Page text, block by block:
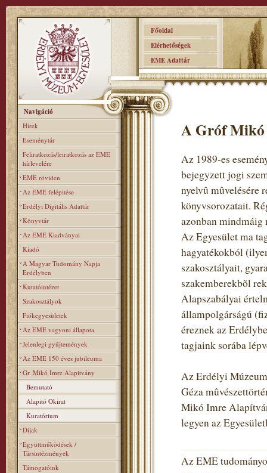
Főoldal
Elérhetőségek
EME Adattár
Navigáció
Hírek
Eseménytár
Feliratkozás/leiratkozás az EME
hírlevelére
EME röviden
Az EME felépitése
Erdélyi Digitális Adattár
Könyvtár
Az EME Kiadványai
Kiadó
A Magyar Tudomány Napja
Erdélyben
Kutatóintézet
Szakosztályok
Fiókegyesületek
Az EME vagyoni állapota
Jelenlegi gyűjtemények
Az EME 150 éves jubileuma
Gr. Mikó Imre Alapitvány
Bemutató
Alapitó Okirat
Kuratórium
Díjak
Együttműködések /
Társintézmények
Támogatóink
A Gróf
Az 1989-es
bejegyzett jogi
nyelvû mûvelésére
könyvsorozatait.
azonban mindmáig
Az Egyesület ma
hagyatékokból
szakosztályait,
szakemberekbõl
Alapszabályai
állampolgárságú
éreznek az
tagjaink sorába
Az Erdélyi
Géza
Mikó Imre
legyen az
Az EME